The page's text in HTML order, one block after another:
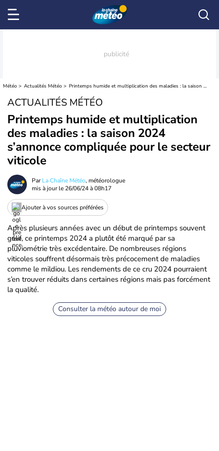
Météo Actualités Météo Printemps humide et multiplication des maladies : la saison 2024 s’annonce compliquée pour le secteur viticole
ACTUALITÉS MÉTÉO
Printemps humide et multiplication
des maladies : la saison 2024
s’annonce compliquée pour le secteur
viticole
ParLa Chaîne Météo, météorologue
mis à jour le 26/06/24 à 08h17
Ajouter à vos sources préférées
Après plusieurs années avec un début de printemps souvent
gélif, ce printemps 2024 a plutôt été marqué par sa
pluviométrie très excédentaire. De nombreuses régions
viticoles souffrent désormais très précocement de maladies
comme le mildiou. Les rendements de ce cru 2024 pourraient
s’en trouver réduits dans certaines régions mais pas forcément
la qualité.
Consulter la météo autour de moi